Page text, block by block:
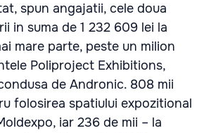
spun angajatii, cele doua
in suma de 1 232 609 lei la
mare parte, peste un milion
Poliproject Exhibitions,
de Andronic. 808 mii
folosirea spatiului expozitional
iar 236 de mii – la